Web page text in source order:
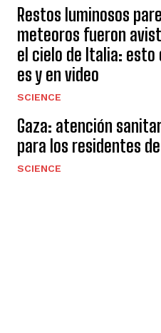
Restos luminosos
meteoros fueron
el cielo de Italia: esto
es y en video
SCIENCE
Gaza: atención
para los residentes
SCIENCE